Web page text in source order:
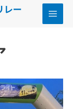
レー